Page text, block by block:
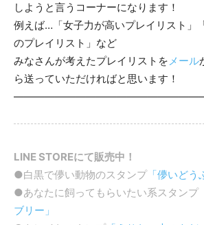
しようと言うコーナーになります！
例えば…「女子力が高いプレイリスト」
のプレイリスト」など
みなさんが考えたプレイリストをメール
ら送っていただければと思います！
LINE STOREにて販売中！
●白黒で儚い動物のスタンプ「儚いどう
●あなたに飼ってもらいたい系スタンプ
ブリー」